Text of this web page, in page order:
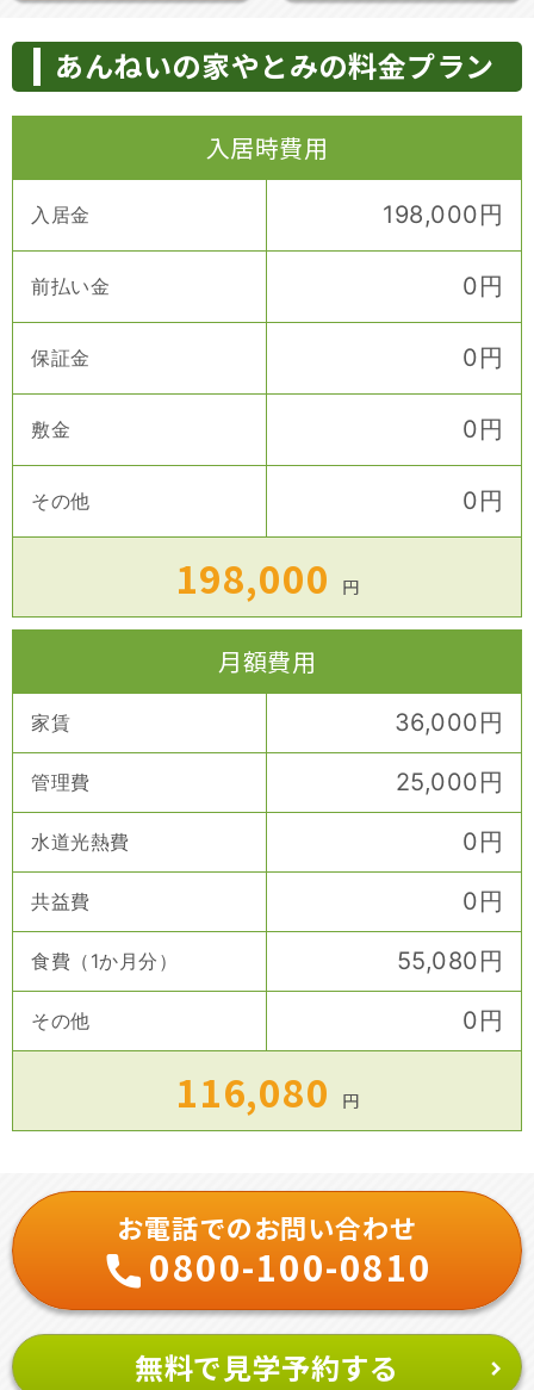
あんねいの家やとみの料金プラン
入居時費用
入居金 198,000円
前払い金 0円
保証金 0円
敷金 0円
その他 0円
198,000 円
月額費用
家賃 36,000円
管理費 25,000円
水道光熱費 0円
共益費 0円
食費（1か月分） 55,080円
その他 0円
116,080 円
お電話でのお問い合わせ
0800-100-0810
無料で見学予約する